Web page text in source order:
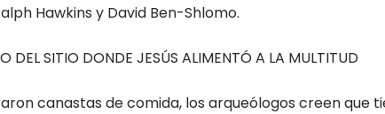
Hawkins y David Ben-Shlomo.
DEL SITIO DONDE JESÚS ALIMENTÓ A LA MULTITUD
canastas de comida, los arqueólogos creen